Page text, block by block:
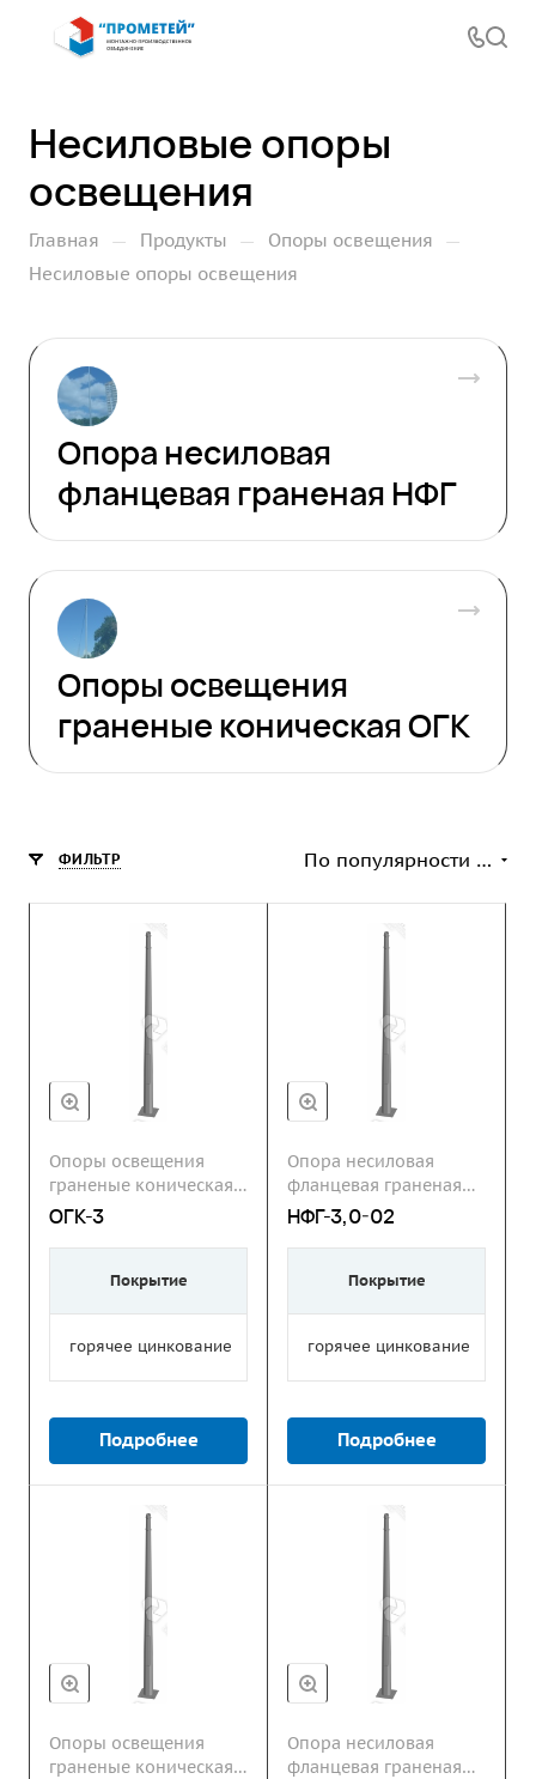
Несиловые опоры
освещения
Главная — Продукты — Опоры освещения —
Несиловые опоры освещения
Опора несиловая
фланцевая граненая НФГ
Опоры освещения
граненые коническая ОГК
ФИЛЬТР По популярности (возрастание)
Опоры освещения
граненые коническая
ОГК
ОГК-3
Покрытие
горячее цинкование
Подробнее
Опора несиловая
фланцевая граненая
НФГ
НФГ-3,0-02
Покрытие
горячее цинкование
Подробнее
Опоры освещения
граненые коническая
Опора несиловая
фланцевая граненая